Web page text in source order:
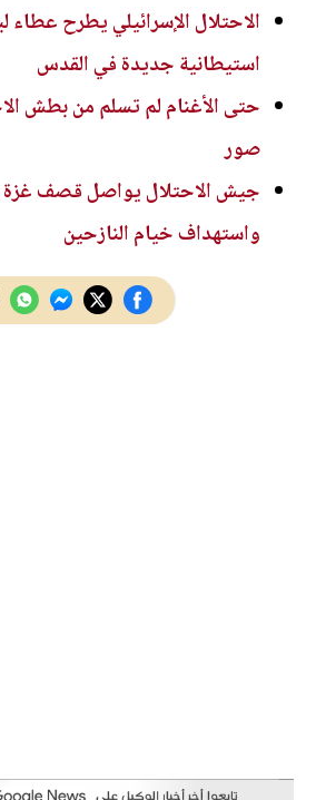
استيطانية جديدة في القدس
حتى الأغنام لم تسلم من بطش
صور
جيش الاحتلال يواصل قصف غزة
واستهداف خيام النازحين